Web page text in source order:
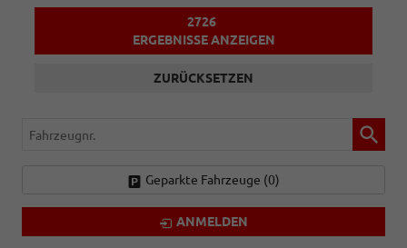
2726
ERGEBNISSE ANZEIGEN
ZURÜCKSETZEN
Fahrzeugnr.
Geparkte Fahrzeuge (0)
ANMELDEN